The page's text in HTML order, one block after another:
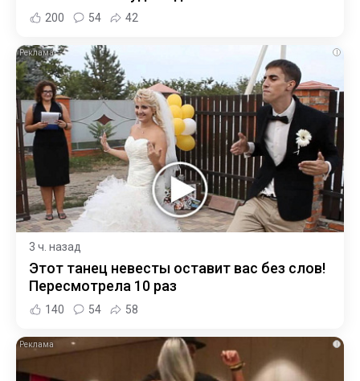
200 54 42
i
3 ч. назад
Этот танец невесты оставит вас без слов!
Пересмотрела 10 раз
140 54 58
i